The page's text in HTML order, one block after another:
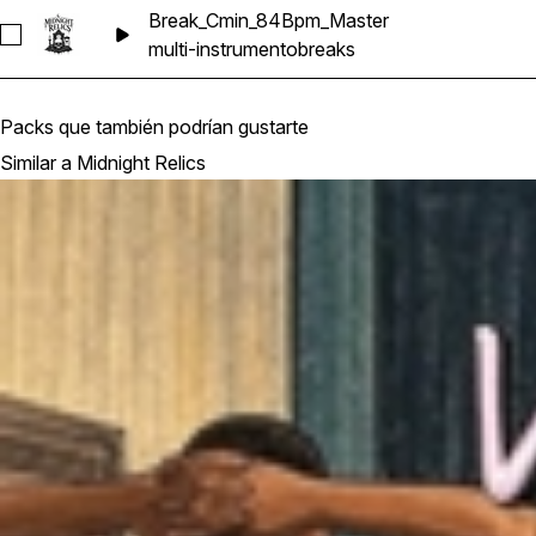
Seleccionar Break_Cmin_84Bpm_Master
Break_Cmin_84Bpm_Master
multi-instrumentobreaks
Packs que también podrían gustarte
Similar a Midnight Relics